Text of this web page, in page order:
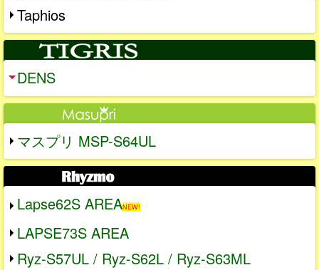
Taphios
DENS
マスプリ MSP-S64UL
Lapse62S AREANEW!
LAPSE73S AREA
Ryz-S57UL / Ryz-S62L / Ryz-S63ML